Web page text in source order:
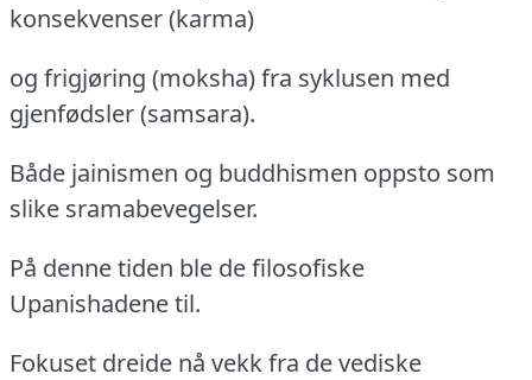
konsekvenser (karma)
og frigjøring (moksha) fra syklusen med
gjenfødsler (samsara).
Både jainismen og buddhismen oppsto som
slike sramabevegelser.
På denne tiden ble de filosofiske
Upanishadene til.
Fokuset dreide nå vekk fra de vediske